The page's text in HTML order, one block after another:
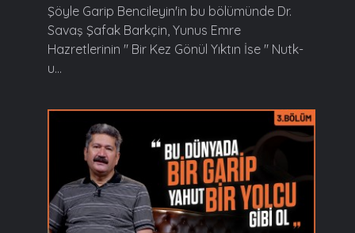
Şöyle Garip Bencileyin'in bu bölümünde Dr.
Savaş Şafak Barkçin, Yunus Emre
Hazretlerinin " Bir Kez Gönül Yıktın İse " Nutk-
u...